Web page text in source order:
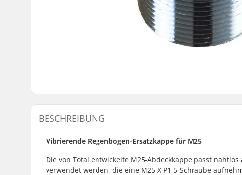
BESCHREIBUNG
Vibrierende Regenbogen-Ersatzkappe für M25
Die von Total entwickelte M25-Abdeckkappe passt
verwendet werden, die eine M25 X P1,5-Schraube